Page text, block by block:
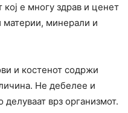
е многу здрав и ценет
материи, минерали и
и костенот содржи
Не дебелее и
врз организмот.